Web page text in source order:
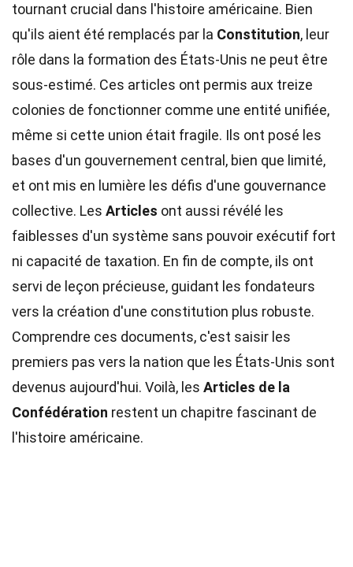
tournant crucial dans l'histoire américaine. Bien
qu'ils aient été remplacés par la Constitution, leur
rôle dans la formation des États-Unis ne peut être
sous-estimé. Ces articles ont permis aux treize
colonies de fonctionner comme une entité unifiée,
même si cette union était fragile. Ils ont posé les
bases d'un gouvernement central, bien que limité,
et ont mis en lumière les défis d'une gouvernance
collective. Les Articles ont aussi révélé les
faiblesses d'un système sans pouvoir exécutif fort
ni capacité de taxation. En fin de compte, ils ont
servi de leçon précieuse, guidant les fondateurs
vers la création d'une constitution plus robuste.
Comprendre ces documents, c'est saisir les
premiers pas vers la nation que les États-Unis sont
devenus aujourd'hui. Voilà, les Articles de la
Confédération restent un chapitre fascinant de
l'histoire américaine.